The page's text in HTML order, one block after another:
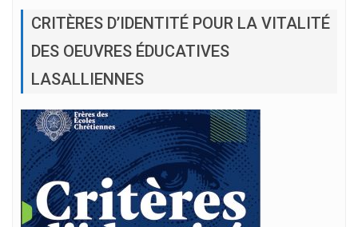
CRITÈRES D’IDENTITÉ POUR LA VITALITÉ
DES OEUVRES ÉDUCATIVES
LASALLIENNES